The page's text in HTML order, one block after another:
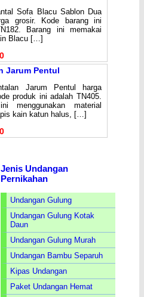
Sofa Blacu Sablon Dua
grosir. Kode barang ini
Barang ini memakai
Blacu […]
Jarum Pentul
Jarum Pentul harga
produk ini adalah TN405.
menggunakan material
kain katun halus, […]
Jenis Undangan
Pernikahan
Undangan Gulung
Undangan Gulung Kotak
Daun
Undangan Gulung Murah
Undangan Bambu Separuh
Kipas Undangan
Paket Undangan Hemat